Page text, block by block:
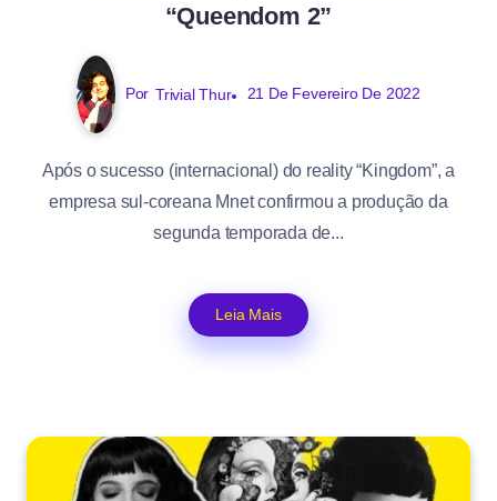
“Queendom 2”
Por Trivial Thur 21 De Fevereiro De 2022
Após o sucesso (internacional) do reality “Kingdom”, a
empresa sul-coreana Mnet confirmou a produção da
segunda temporada de...
Leia Mais